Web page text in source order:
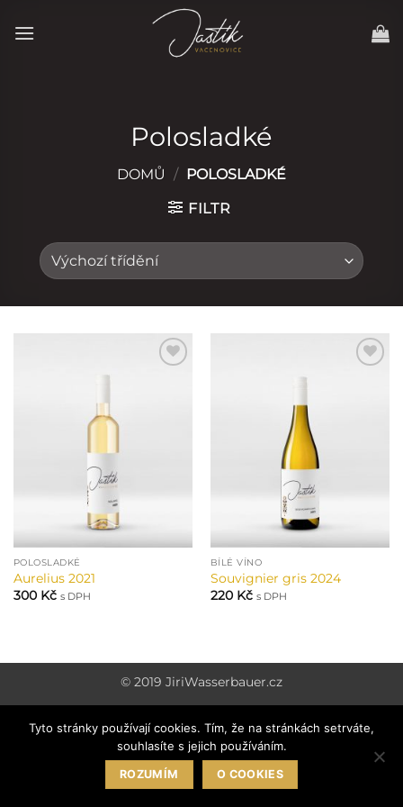
na
Polosladké
DOMŮ / POLOSLADKÉ
FILTR
POLOSLADKÉ
Aurelius 2021
300 Kč s DPH
BÍLÉ VÍNO
Souvignier gris 2024
220 Kč s DPH
© 2019 JiriWasserbauer.cz
Tyto stránky používají cookies. Tím, že na stránkách setrváte,
souhlasíte s jejich používáním.
ROZUMÍM O COOKIES